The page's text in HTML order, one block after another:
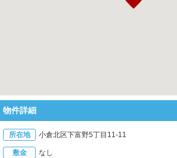
物件詳細
所在地 小倉北区下富野5丁目11-11
敷金 なし